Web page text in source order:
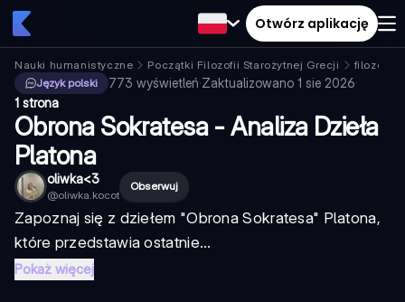
Otwórz aplikację
Nauki humanistyczne Początki Filozofii Starożytnej Grecji
filozofia
Język polski
773 wyświetleń·Zaktualizowano 1 sie 2026·
1 strona
Obrona Sokratesa - Analiza Dzieła
Platona
oliwka<3
@oliwka.kocot
Obserwuj
Zapoznaj się z dziełem "Obrona Sokratesa" Platona,
które przedstawia ostatnie...
Pokaż więcej